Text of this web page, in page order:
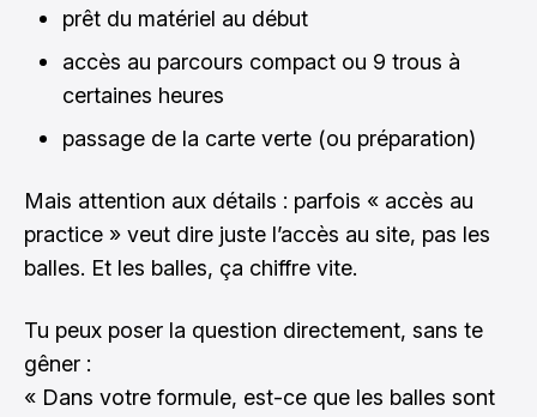
prêt du matériel au début
accès au parcours compact ou 9 trous à
certaines heures
passage de la carte verte (ou préparation)
Mais attention aux détails : parfois « accès au
practice » veut dire juste l’accès au site, pas les
balles. Et les balles, ça chiffre vite.
Tu peux poser la question directement, sans te
gêner :
« Dans votre formule, est-ce que les balles sont